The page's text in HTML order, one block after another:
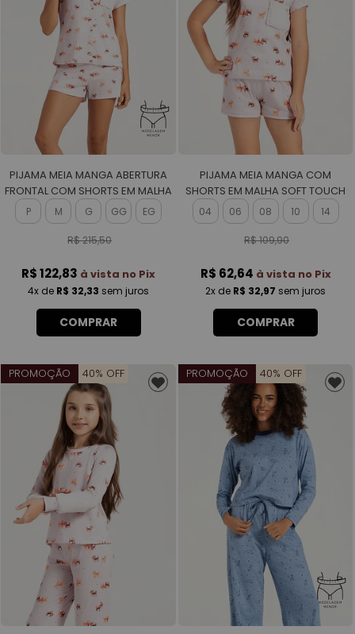
PIJAMA MEIA MANGA ABERTURA
FRONTAL COM SHORTS EM MALHA
SOFT TOUCH FEMININO
P M G GG EG
R$ 215,50
R$ 122,83 à vista no Pix
4x de R$ 32,33 sem juros
COMPRAR
PIJAMA MEIA MANGA COM
SHORTS EM MALHA SOFT TOUCH
ROTATIVA FEMININO
04 06 08 10 14
R$ 109,90
R$ 62,64 à vista no Pix
2x de R$ 32,97 sem juros
COMPRAR
PROMOÇÃO 40% OFF PROMOÇÃO 40% OFF